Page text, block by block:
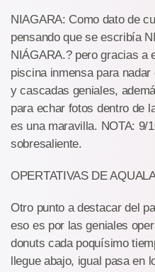
NIAGARA: Como dato de
pensando que se escribía
NIÁGARA.? pero gracias a
piscina inmensa para
y cascadas geniales,
para echar fotos dentro de
es una maravilla. NOTA: 9/
sobresaliente.
OPERTATIVAS DE
Otro punto a destacar del
eso es por las geniales
donuts cada poquísimo
llegue abajo, igual pasa en